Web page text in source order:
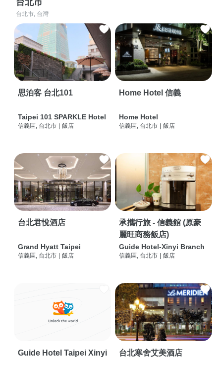
台北市
台北市, 台灣
思泊客 台北101
Taipei 101 SPARKLE Hotel
信義區, 台北市 飯店
Home Hotel 信義
Home Hotel
信義區, 台北市 飯店
台北君悅酒店
Grand Hyatt Taipei
信義區, 台北市 飯店
承攜行旅 - 信義館 (原豪
麗旺商務飯店)
Guide Hotel-Xinyi Branch
信義區, 台北市 飯店
Guide Hotel Taipei Xinyi 台北寒舍艾美酒店